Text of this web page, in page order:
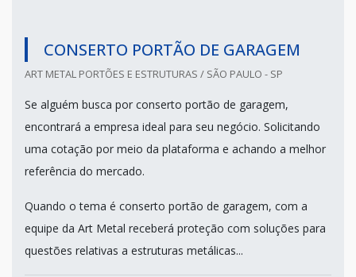
CONSERTO PORTÃO DE GARAGEM
ART METAL PORTÕES E ESTRUTURAS / SÃO PAULO - SP
Se alguém busca por conserto portão de garagem,
encontrará a empresa ideal para seu negócio. Solicitando
uma cotação por meio da plataforma e achando a melhor
referência do mercado.
Quando o tema é conserto portão de garagem, com a
equipe da Art Metal receberá proteção com soluções para
questões relativas a estruturas metálicas...